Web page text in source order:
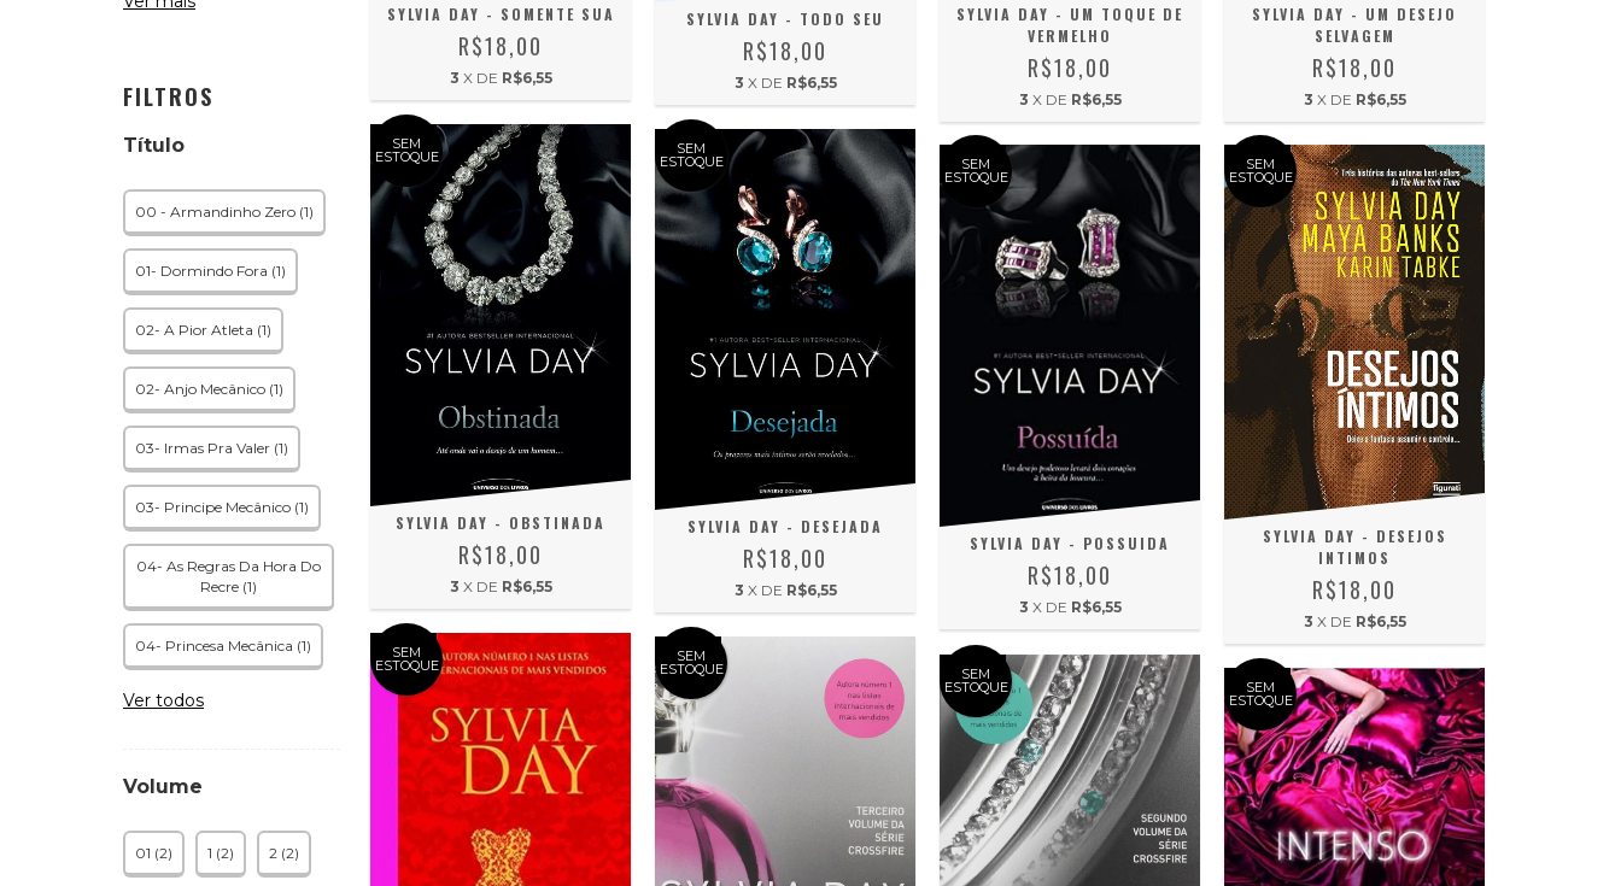
FILTROS
Título
00 - Armandinho Zero (1)
01- Dormindo Fora (1)
02- A Pior Atleta (1)
02- Anjo Mecânico (1)
03- Irmas Pra Valer (1)
03- Principe Mecânico (1)
04- As Regras Da Hora Do
Recre (1)
04- Princesa Mecânica (1)
Ver todos
Volume
01 (2) 1 (2) 2 (2)
SYLVIA DAY - SOMENTE SUA
R$18,00
3 X DE R$6,55
SYLVIA DAY - TODO SEU
R$18,00
3 X DE R$6,55
SYLVIA DAY - UM TOQUE DE
VERMELHO
R$18,00
3 X DE R$6,55
SYLVIA DAY - UM DESEJO
SELVAGEM
R$18,00
3 X DE R$6,55
SEM
ESTOQUE
SYLVIA DAY - OBSTINADA
R$18,00
3 X DE R$6,55
SEM
ESTOQUE
SYLVIA DAY - DESEJADA
R$18,00
3 X DE R$6,55
SEM
ESTOQUE
SYLVIA DAY - POSSUIDA
R$18,00
3 X DE R$6,55
SEM
ESTOQUE
SYLVIA DAY - DESEJOS
INTIMOS
R$18,00
3 X DE R$6,55
SEM
ESTOQUE
SEM
ESTOQUE SEM
ESTOQUE SEM
ESTOQUE